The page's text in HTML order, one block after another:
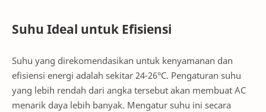
Suhu Ideal untuk Efisiensi
Suhu yang direkomendasikan untuk kenyamanan dan
efisiensi energi adalah sekitar 24-26°C. Pengaturan suhu
yang lebih rendah dari angka tersebut akan membuat AC
menarik daya lebih banyak. Mengatur suhu ini secara